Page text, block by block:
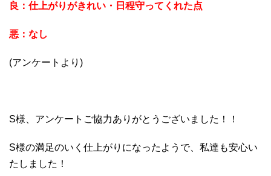
良：仕上がりがきれい・日程守ってくれた点
悪：なし
(アンケートより)
S様、アンケートご協力ありがとうございました！！
S様の満足のいく仕上がりになったようで、私達も安心い
たしました！